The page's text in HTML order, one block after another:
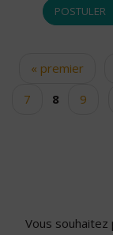
POSTULER
Pages« premier
7
8 9
Vous